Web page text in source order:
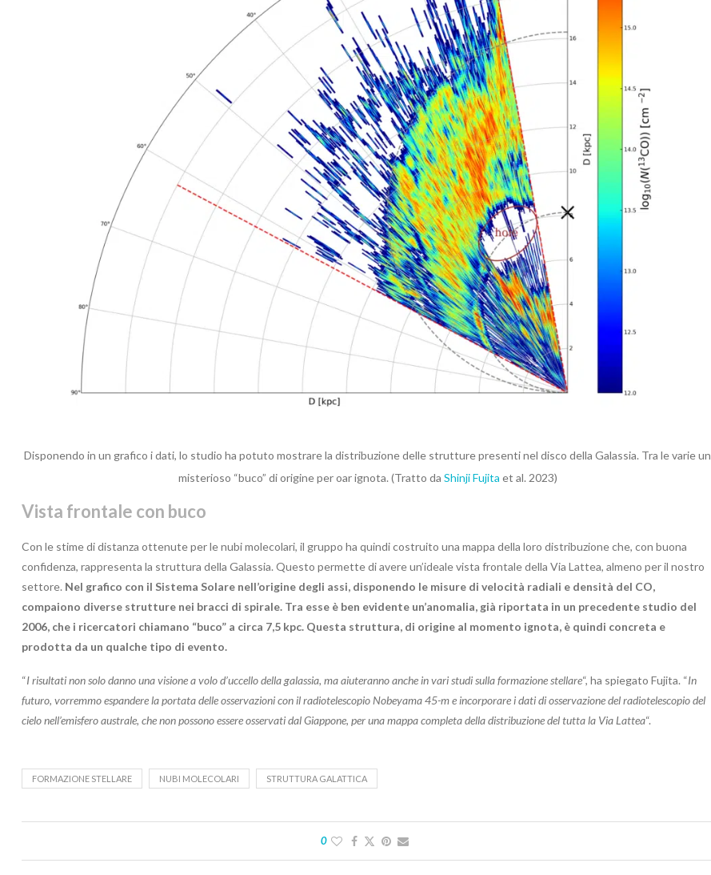
Disponendo in un grafico i dati, lo studio ha potuto mostrare la distribuzione delle strutture presenti nel disco della Galassia. Tra le varie un
misterioso “buco” di origine per oar ignota. (Tratto da Shinji Fujita et al. 2023)
Vista frontale con buco
Con le stime di distanza ottenute per le nubi molecolari, il gruppo ha quindi costruito una mappa della loro distribuzione che, con buona
confidenza, rappresenta la struttura della Galassia. Questo permette di avere un’ideale vista frontale della Via Lattea, almeno per il nostro
settore. Nel grafico con il Sistema Solare nell’origine degli assi, disponendo le misure di velocità radiali e densità del CO,
compaiono diverse strutture nei bracci di spirale. Tra esse è ben evidente un’anomalia, già riportata in un precedente studio del
2006, che i ricercatori chiamano “buco” a circa 7,5 kpc. Questa struttura, di origine al momento ignota, è quindi concreta e
prodotta da un qualche tipo di evento.
“I risultati non solo danno una visione a volo d’uccello della galassia, ma aiuteranno anche in vari studi sulla formazione stellare“, ha spiegato Fujita. “In
futuro, vorremmo espandere la portata delle osservazioni con il radiotelescopio Nobeyama 45-m e incorporare i dati di osservazione del radiotelescopio del
cielo nell’emisfero australe, che non possono essere osservati dal Giappone, per una mappa completa della distribuzione del tutta la Via Lattea“.
FORMAZIONE STELLARE NUBI MOLECOLARI STRUTTURA GALATTICA
0